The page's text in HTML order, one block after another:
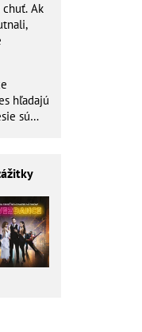
Ak
hľadajú
sú